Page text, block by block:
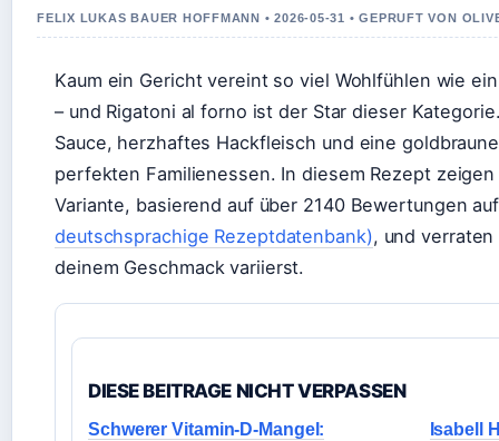
FELIX LUKAS BAUER HOFFMANN • 2026-05-31 • GEPRUFT VON
Kaum ein Gericht vereint so viel Wohlfühlen wie
– und Rigatoni al forno ist der Star dieser
Sauce, herzhaftes Hackfleisch und eine
perfekten Familienessen. In diesem Rezept
Variante, basierend auf über 2140 Bewertungen
deutschsprachige Rezeptdatenbank), und
deinem Geschmack variierst.
DIESE BEITRAGE NICHT VERPASSEN
Schwerer Vitamin-D-Mangel:
Isabell